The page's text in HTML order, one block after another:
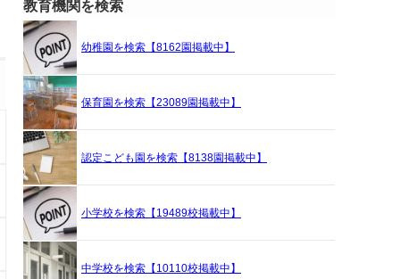
教育機関を検索
幼稚園を検索【8162園掲載中】
保育園を検索【23089園掲載中】
認定こども園を検索【8138園掲載中】
小学校を検索【19489校掲載中】
中学校を検索【10110校掲載中】